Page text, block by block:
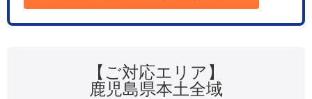
【ご対応エリア】
鹿児島県本土全域